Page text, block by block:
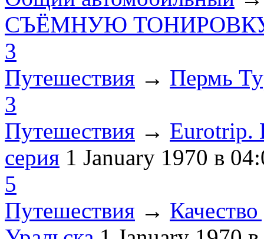
СЪЁМНУЮ
3
Путешествия → Пермь
3
Путешествия → Eurotrip.
серия 1 January 1970 в
5
Путешествия →